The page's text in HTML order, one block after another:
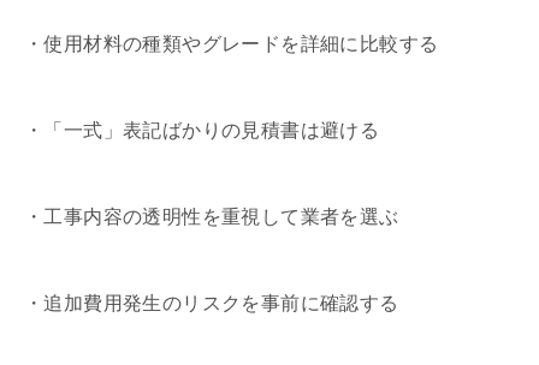
・使用材料の種類やグレードを詳細に比較する
・「一式」表記ばかりの見積書は避ける
・工事内容の透明性を重視して業者を選ぶ
・追加費用発生のリスクを事前に確認する